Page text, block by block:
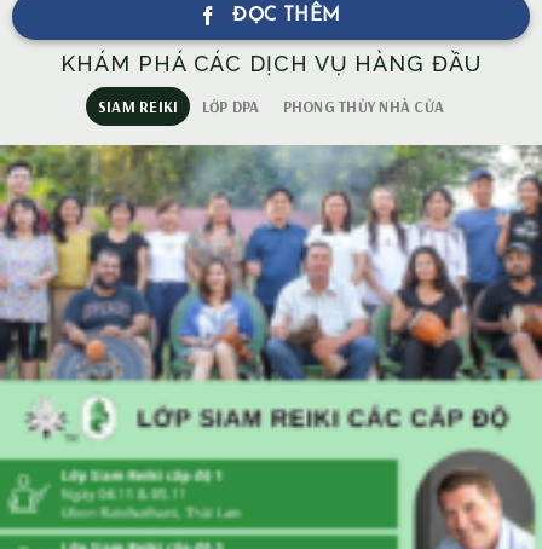
ĐỌC THÊM
KHÁM PHÁ CÁC DỊCH VỤ HÀNG ĐẦU
SIAM REIKI LỚP DPA PHONG THỦY NHÀ CỬA